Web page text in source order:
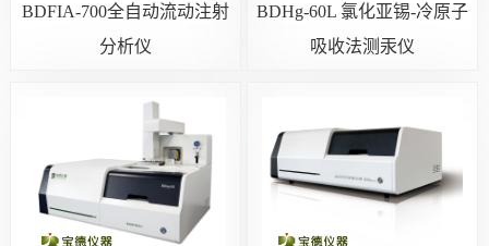
BDFIA-700全自动流动注射
分析仪
BDHg-60L 氯化亚锡-冷原子
吸收法测汞仪